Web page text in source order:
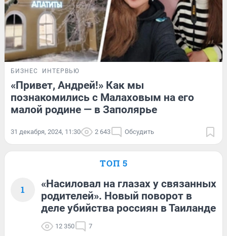
БИЗНЕС ИНТЕРВЬЮ
«Привет, Андрей!» Как мы
познакомились с Малаховым на его
малой родине — в Заполярье
31 декабря, 2024, 11:30 2 643 Обсудить
ТОП 5
1
«Насиловал на глазах у связанных
родителей». Новый поворот в
деле убийства россиян в Таиланде
12 350 7